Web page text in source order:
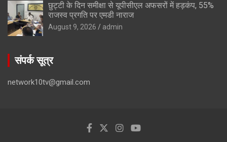
छुट्टी के दिन समीक्षा से यूपीसीएल अफसरों में हड़कंप, 55%
राजस्व प्रगति पर एमडी नाराज
August 9, 2026 admin
संपर्क सूत्र
network10tv@gmail.com